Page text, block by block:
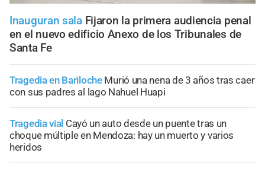
Inauguran sala Fijaron la primera audiencia penal
en el nuevo edificio Anexo de los Tribunales de
Santa Fe
Tragedia en Bariloche Murió una nena de 3 años tras caer
con sus padres al lago Nahuel Huapi
Tragedia vial Cayó un auto desde un puente tras un
choque múltiple en Mendoza: hay un muerto y varios
heridos